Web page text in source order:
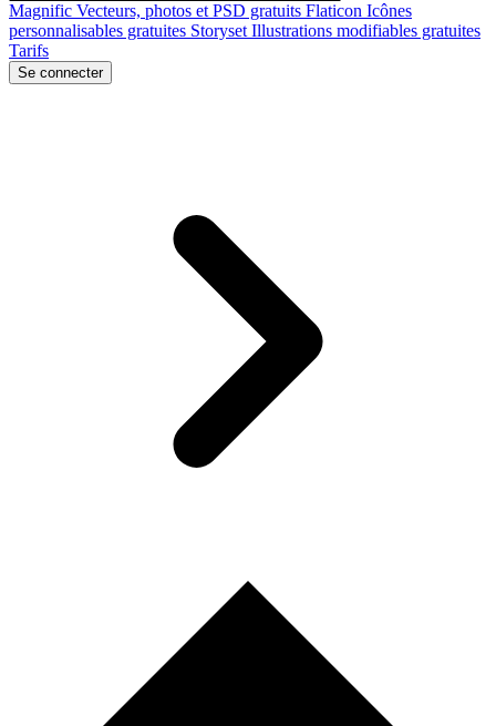
Magnific Vecteurs, photos et PSD gratuits Flaticon Icônes
personnalisables gratuites Storyset Illustrations modifiables gratuites
Tarifs
Se connecter